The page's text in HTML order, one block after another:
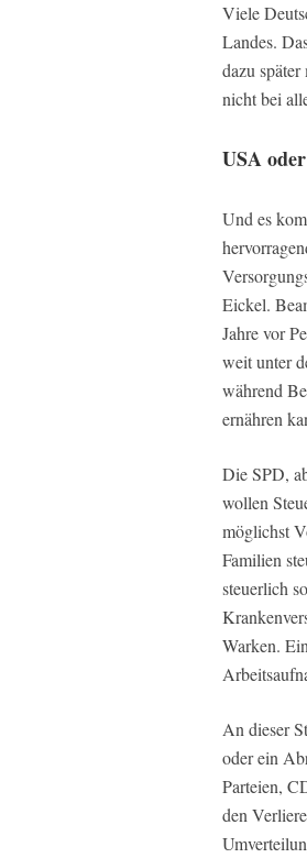
Viele
Landes.
dazu
nicht bei
USA
Und es
Eickel.
Jahre vor
weit unter
während
ernähren
Die SPD,
wollen
möglichst
Familien
steuerlich
Warken.
An dieser
oder ein
Parteien,
den